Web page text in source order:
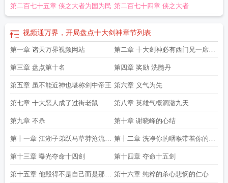
对青山万重天
第二百七十五章 侠之大者为国为民 第二百七十四章 侠之大者
视频通万界，开局盘点十大剑神章节列表
第一章 诸天万界视频网站 第二章 十大剑神必有西门兄一席之
地
第三章 盘点第十名 第四章 奖励 洗髓丹
第五章 虽不能近神也堪称剑中帝王 第六章 义气为先
第七章 十大恶人成了过街老鼠 第八章 英雄气概洞澈九天
第九章 不杀 第十章 谢晓峰的心结
第十一章 江湖子弟跃马草莽沧流击
剑谁不知我燕十三的名字
第十二章 洗净你的咽喉带着你的剑
来
第十三章 曝光夺命十四剑 第十四章 夺命十五剑
第十五章 他毁得不是自己而是那一 第十六章 纯粹的杀心悲悯的仁心